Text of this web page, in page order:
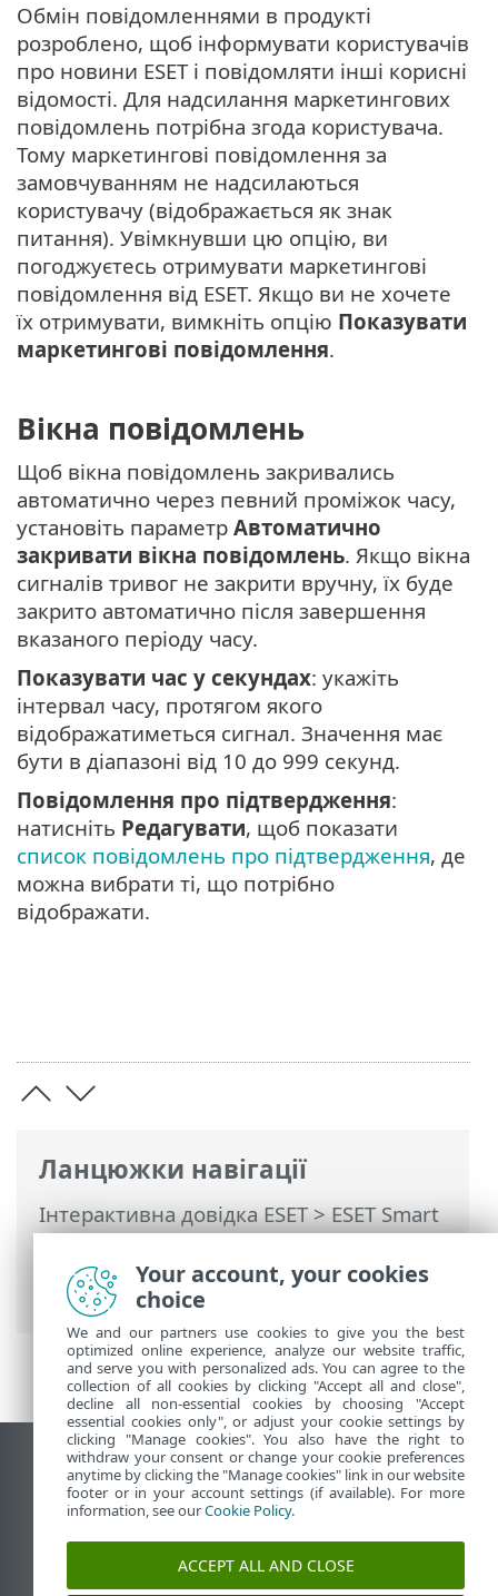
Ланцюжки навігації
Інтерактивна довідка ESET>ESET Smart
Security Premium>Додаткові
параметри>Сповіщення>
Інтерактивні сповіщення
Обмін повідомленнями в продукті
розроблено, щоб інформувати користувачів
про новини ESET і повідомляти інші корисні
відомості. Для надсилання маркетингових
повідомлень потрібна згода користувача.
Тому маркетингові повідомлення за
замовчуванням не надсилаються
користувачу (відображається як знак
питання). Увімкнувши цю опцію, ви
погоджуєтесь отримувати маркетингові
повідомлення від ESET. Якщо ви не хочете
їх отримувати, вимкніть опцію Показувати
маркетингові повідомлення.
Вікна повідомлень
Щоб вікна повідомлень закривались
автоматично через певний проміжок часу,
установіть параметр Автоматично
закривати вікна повідомлень. Якщо вікна
сигналів тривог не закрити вручну, їх буде
закрито автоматично після завершення
вказаного періоду часу.
Показувати час у секундах: укажіть
інтервал часу, протягом якого
відображатиметься сигнал. Значення має
бути в діапазоні від 10 до 999 секунд.
Повідомлення про підтвердження:
натисніть Редагувати, щоб показати
список повідомлень про підтвердження, де
можна вибрати ті, що потрібно
відображати.
Переглянути повну версію
End of Life
База знань ESET
Форум ESET
ESET Status Portal
Your account, your cookies
choice
We and our partners use cookies to give you the best
optimized online experience, analyze our website traffic,
and serve you with personalized ads. You can agree to the
collection of all cookies by clicking "Accept all and close",
decline all non-essential cookies by choosing "Accept
essential cookies only", or adjust your cookie settings by
clicking "Manage cookies". You also have the right to
withdraw your consent or change your cookie preferences
anytime by clicking the "Manage cookies" link in our website
footer or in your account settings (if available). For more
information, see ourCookie Policy.
ACCEPT ALL AND CLOSE